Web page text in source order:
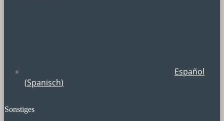
Español
(Spanisch)
Sonstiges